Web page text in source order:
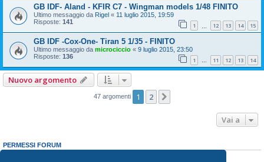
GB IDF- Aland - KFIR C7 - Wingman models 1/48 FINITO
Ultimo messaggio da Rigel « 11 luglio 2015, 19:59
Risposte: 141 1 12 13 14 15
GB IDF -Cox-One- Tiran 5 1/35 - FINITO
Ultimo messaggio da microciccio « 9 luglio 2015, 23:50
Risposte: 136 1 … 11 12 13 14
Nuovo argomento
47 argomenti 1 2
Vai a
PERMESSI FORUM